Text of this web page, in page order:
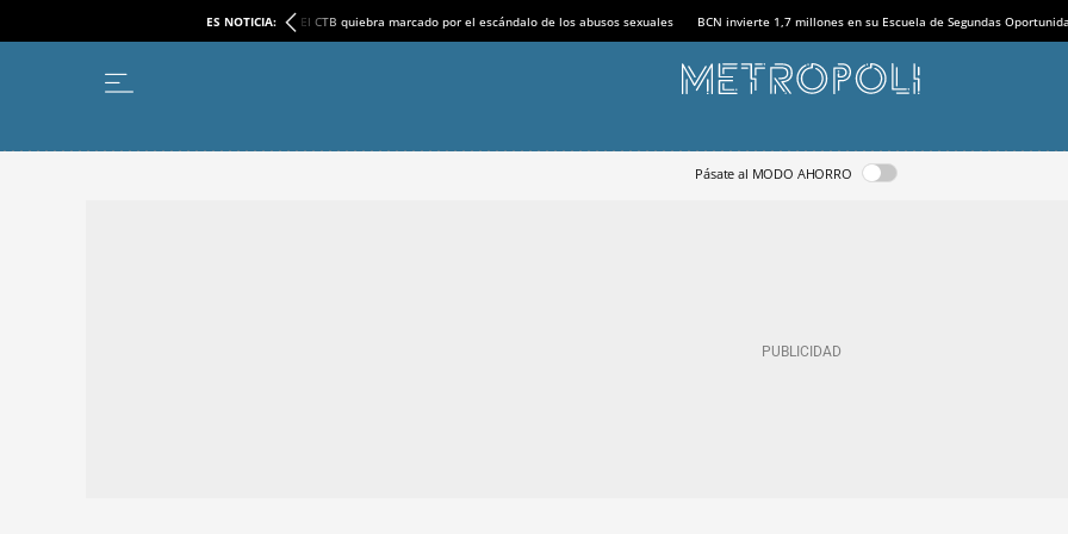
ES NOTICIA: El CTB quiebra marcado por el escándalo de los abusos sexuales BCN invierte 1,7 millones en su Escuela de Segundas
Pásate al MODO AHORRO